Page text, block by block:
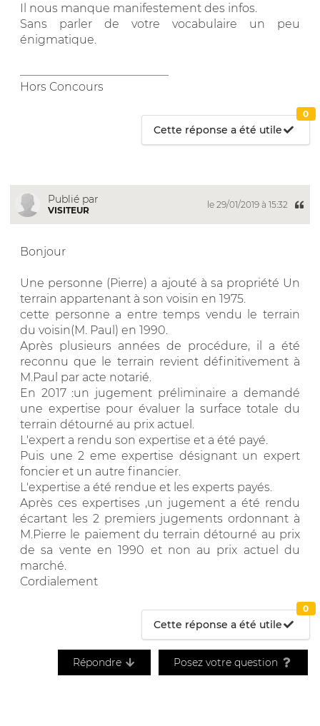
Il nous manque manifestement des infos.
Sans parler de votre vocabulaire un peu
énigmatique.
Hors Concours
Cette réponse a été utile
0
Publié par
VISITEUR
le 29/01/2019 à 15:32
Bonjour
Une personne (Pierre) a ajouté à sa propriété Un
terrain appartenant à son voisin en 1975.
cette personne a entre temps vendu le terrain
du voisin(M. Paul) en 1990.
Après plusieurs années de procédure, il a été
reconnu que le terrain revient définitivement à
M.Paul par acte notarié.
En 2017 :un jugement préliminaire a demandé
une expertise pour évaluer la surface totale du
terrain détourné au prix actuel.
L'expert a rendu son expertise et a été payé.
Puis une 2 eme expertise désignant un expert
foncier et un autre financier.
L'expertise a été rendue et les experts payés.
Après ces expertises ,un jugement a été rendu
écartant les 2 premiers jugements ordonnant à
M.Pierre le paiement du terrain détourné au prix
de sa vente en 1990 et non au prix actuel du
marché.
Cordialement
Cette réponse a été utile
0
Répondre Posez votre question